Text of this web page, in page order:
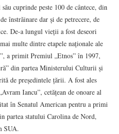
cuprinde peste 100 de cântece, din
înstrăinare dar și de petrecere, de
De-a lungul vieții a fost deseori
multe dintre etapele naționale ale
a primit Premiul „Etnos” în 1997,
din partea Ministerului Culturii și
de președintele țării. A fost ales
Iancu”, cetățean de onoare al
în Senatul American pentru a primi
partea statului Carolina de Nord,
SUA.